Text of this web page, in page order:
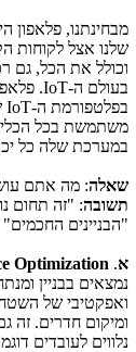
מבחינתנו, פלאפון
שלנו אצל לקוחות
וכולל את הכל, גם
בעולם ה-IoT
.
בפלטפורמת ה-IoT
משתמשת בכל
במערכת שלה כל
שאלה: מה אתם
תשובה: "זה תחום
"הבניינים החכמים"
א.
Optimization
נמצאים בבניין
ואפקטיבי של השטח
ומיקום חדרים. זה
נלווים לעובדים